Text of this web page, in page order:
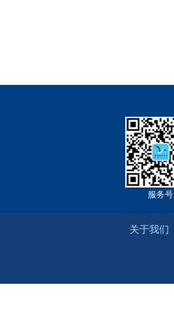
服务号
关于我们